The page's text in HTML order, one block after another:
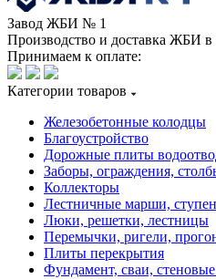
Завод ЖБИ № 1
Производство и доставка ЖБИ
Принимаем к оплате:
Категории товаров
Железобетонные колодцы
Благоустройство
Дорожные плиты
Заборы, ограждения,
Коллекторы
Лестничные марши,
Люки, решетки, лестницы
Перемычки, ригели,
Плиты перекрытия
Фундамент, сваи,